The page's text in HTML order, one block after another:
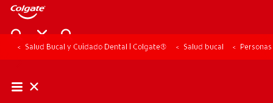
Salud Bucal y Cuidado Dental | Colgate® Salud bucal